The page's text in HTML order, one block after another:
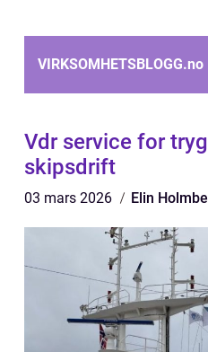
VIRKSOMHETSBLOGG.no
Vdr service for
skipsdrift
03 mars 2026 Elin